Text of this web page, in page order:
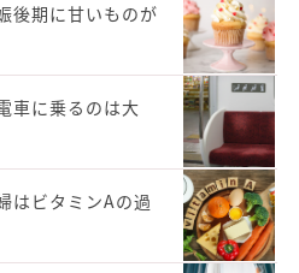
後期に甘いものが
車に乗るのは大
はビタミンAの過